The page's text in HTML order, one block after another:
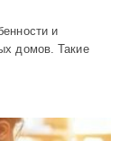
и
домов. Такие